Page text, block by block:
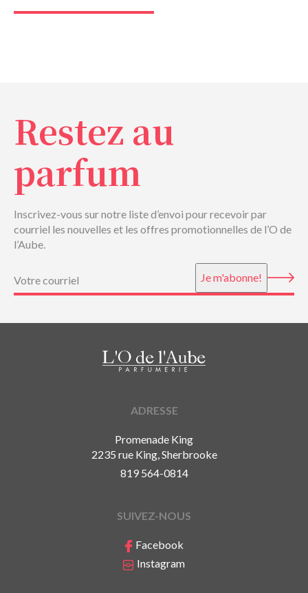
Restez au
parfum
Inscrivez-vous sur notre liste d’envoi pour recevoir par
courriel les nouvelles et les offres promotionnelles de l’O de
l’Aube.
Je m'abonne!
ADRESSE
Promenade King
2235 rue King, Sherbrooke
819 564-0814
SUIVEZ-NOUS
Facebook
Instagram